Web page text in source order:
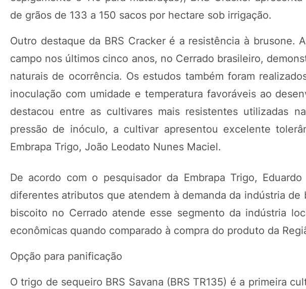
de grãos de 133 a 150 sacos por hectare sob irrigação.
Outro destaque da BRS Cracker é a resistência à brusone.
campo nos últimos cinco anos, no Cerrado brasileiro,
naturais de ocorrência. Os estudos também foram
inoculação com umidade e temperatura favoráveis ao
destacou entre as cultivares mais resistentes utilizadas
pressão de inóculo, a cultivar apresentou excelente
Embrapa Trigo, João Leodato Nunes Maciel.
De acordo com o pesquisador da Embrapa Trigo,
diferentes atributos que atendem à demanda da indústria
biscoito no Cerrado atende esse segmento da indústria
econômicas quando comparado à compra do produto da
Opção para panificação
O trigo de sequeiro BRS Savana (BRS TR135) é a primeira